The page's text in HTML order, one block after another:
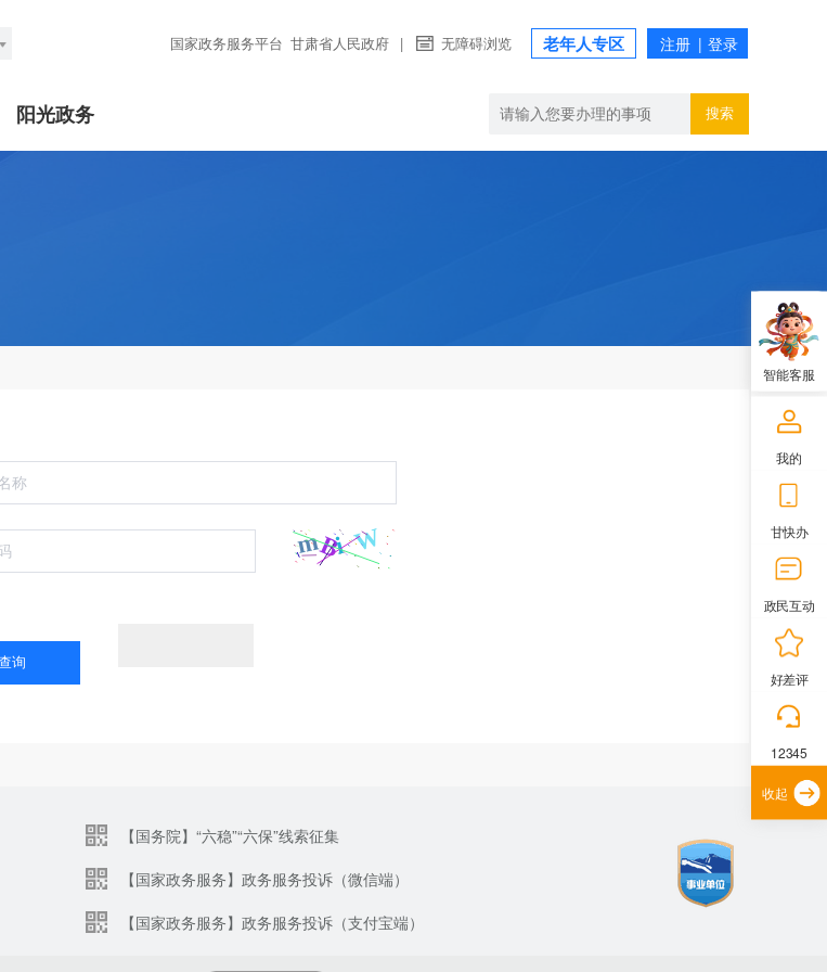
国家政务服务平台 甘肃省人民政府 | 无障碍浏览 老年人专区
阳光政务 搜索
【国务院】“六稳”“六保”线索征集
【国家政务服务】政务服务投诉（微信端）
【国家政务服务】政务服务投诉（支付宝端）
智能客服
我的
甘快办
政民互动
好差评
12345
收起